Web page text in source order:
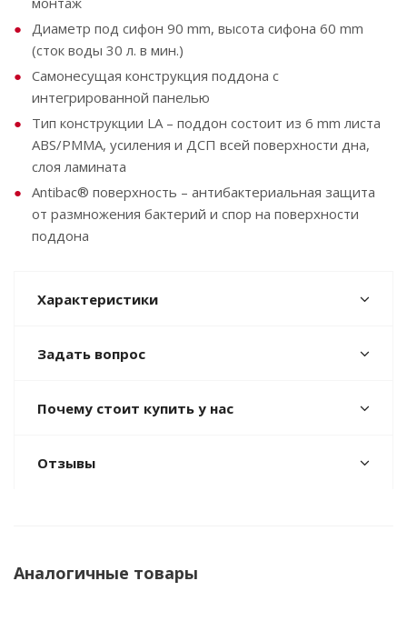
Диаметр под сифон 90 mm, высота сифона 60 mm
(сток воды 30 л. в мин.)
Самонесущая конструкция поддона с
интегрированной панелью
Тип конструкции LA – поддон состоит из 6 mm листа
ABS/PMMA, усиления и ДСП всей поверхности дна,
слоя ламината
Antibac® поверхность – антибактериальная защита
от размножения бактерий и спор на поверхности
поддона
Характеристики
Задать вопрос
Почему стоит купить у нас
Отзывы
Аналогичные товары